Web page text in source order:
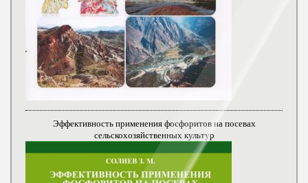
Эффективность применения фосфоритов на посевах
сельскохозяйственных культур